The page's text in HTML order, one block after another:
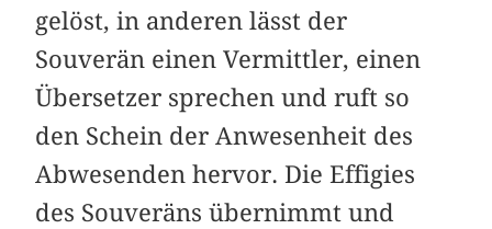
gelöst, in anderen lässt der
Souverän einen Vermittler, einen
Übersetzer sprechen und ruft so
den Schein der Anwesenheit des
Abwesenden hervor. Die Effigies
des Souveräns übernimmt und